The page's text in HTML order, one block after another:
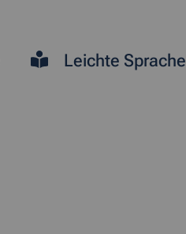
Leichte Sprache